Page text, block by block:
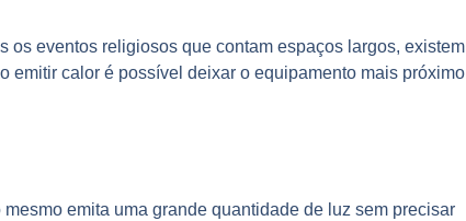
os eventos religiosos que contam espaços largos, existem
emitir calor é possível deixar o equipamento mais próximo
emita uma grande quantidade de luz sem precisar